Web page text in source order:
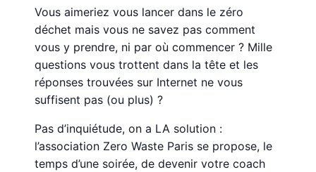
Vous aimeriez vous lancer dans le zéro
déchet mais vous ne savez pas comment
vous y prendre, ni par où commencer ? Mille
questions vous trottent dans la tête et les
réponses trouvées sur Internet ne vous
suffisent pas (ou plus) ?
Pas d’inquiétude, on a LA solution :
l’association Zero Waste Paris se propose, le
temps d’une soirée, de devenir votre coach